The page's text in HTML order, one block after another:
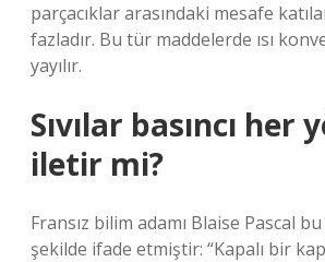
parçacıklar arasındaki mesafe
fazladır. Bu tür maddelerde ısı
yayılır.
Sıvılar basıncı her
iletir mi?
Fransız bilim adamı Blaise Pascal
şekilde ifade etmiştir: “Kapalı bir